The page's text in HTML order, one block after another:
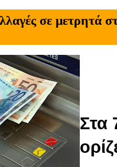
σε μετρητά
Στα